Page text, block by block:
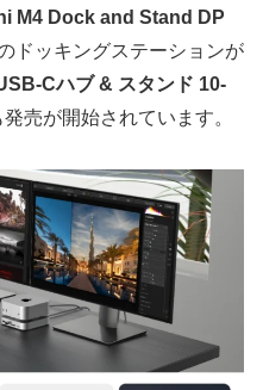
M4 Dock and Stand DP
ドッキングステーションが
Cハブ & スタンド 10-
売が開始されています。